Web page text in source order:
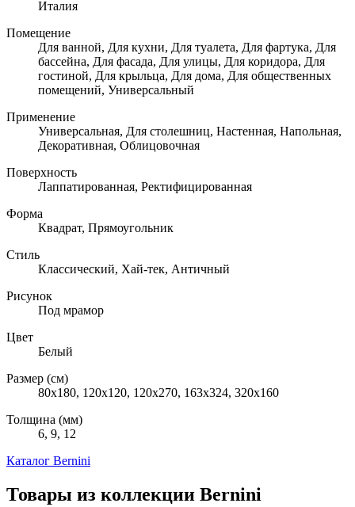
Италия
Помещение
Для ванной, Для кухни, Для туалета, Для фартука, Для
бассейна, Для фасада, Для улицы, Для коридора, Для
гостиной, Для крыльца, Для дома, Для общественных
помещений, Универсальный
Применение
Универсальная, Для столешниц, Настенная, Напольная,
Декоративная, Облицовочная
Поверхность
Лаппатированная, Ректифицированная
Форма
Квадрат, Прямоугольник
Стиль
Классический, Хай-тек, Античный
Рисунок
Под мрамор
Цвет
Белый
Размер (см)
80х180, 120х120, 120x270, 163х324, 320х160
Толщина (мм)
6, 9, 12
Каталог Bernini
Товары из коллекции Bernini